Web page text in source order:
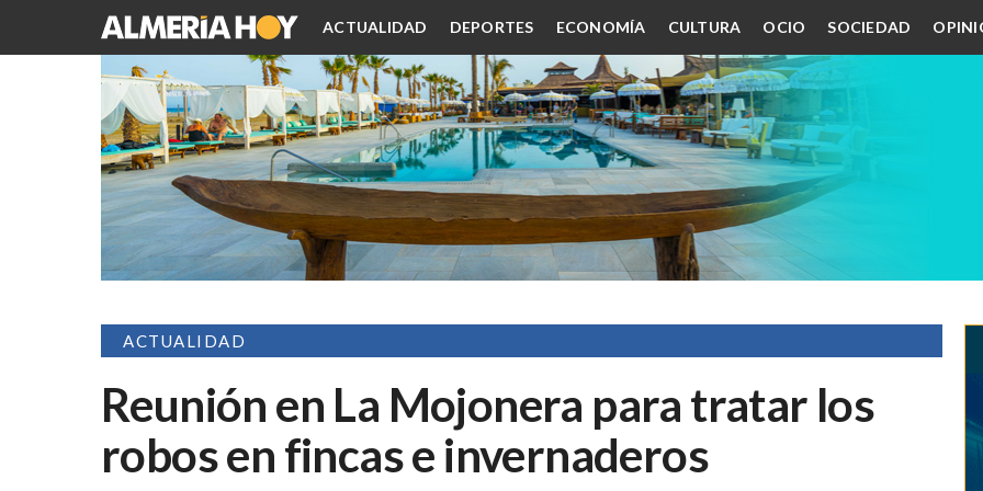
ACTUALIDAD DEPORTES ECONOMÍA CULTURA OCIO SOCIEDAD
ACTUALIDAD
Reunión en La Mojonera para tratar los
robos en fincas e invernaderos